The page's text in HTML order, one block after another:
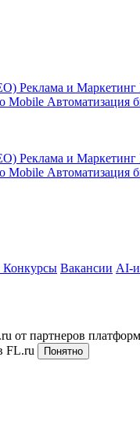
Реклама и Маркетинг
Mobile Автоматизация
Реклама и Маркетинг
Mobile Автоматизация
Конкурсы Вакансии AI-
от партнеров
FL.ru
Понятно